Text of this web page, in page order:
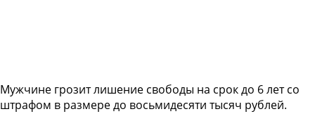
Мужчине грозит лишение свободы на срок до 6 лет со
штрафом в размере до восьмидесяти тысяч рублей.